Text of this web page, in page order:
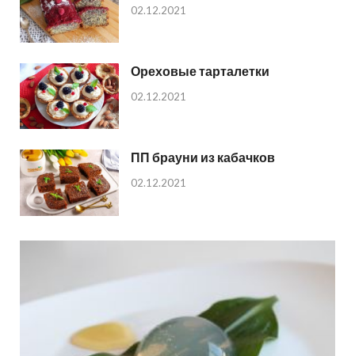
02.12.2021
Ореховые тарталетки
02.12.2021
ПП брауни из кабачков
02.12.2021